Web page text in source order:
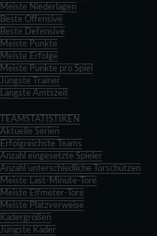
Meiste Niederlagen
Beste Offensive
Beste Defensive
Meiste Punkte
Meiste Erfolge
Meiste Punkte pro Spiel
Jüngste Trainer
Längste Amtszeit
TEAMSTATISTIKEN
Aktuelle Serien
Erfolgreichste Teams
Anzahl eingesetzte Spieler
Anzahl unterschiedliche Torschützen
Meiste Last-Minute-Tore
Meiste Elfmeter-Tore
Meiste Platzverweise
Kadergrößen
Jüngste Kader